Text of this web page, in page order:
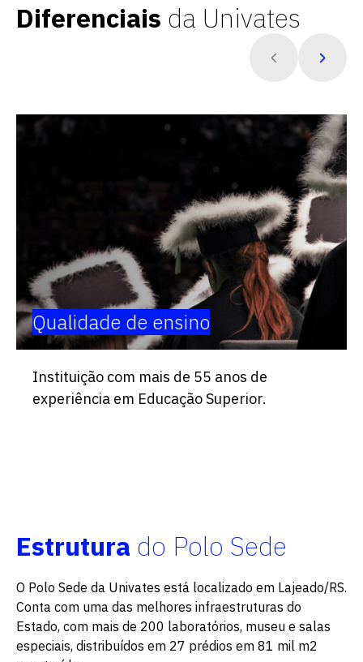
Diferenciais da Univates
Qualidade de ensino
Instituição com mais de 55 anos de
experiência em Educação Superior.
Estrutura do Polo Sede
O Polo Sede da Univates está localizado em Lajeado/RS.
Conta com uma das melhores infraestruturas do
Estado, com mais de 200 laboratórios, museu e salas
especiais, distribuídos em 27 prédios em 81 mil m2